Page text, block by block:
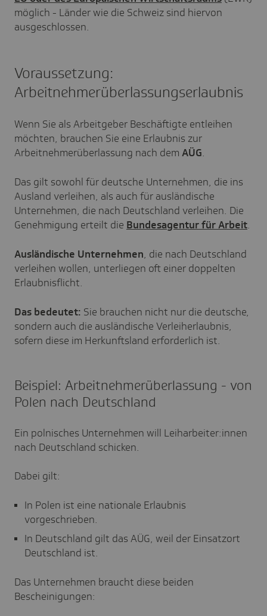
möglich - Länder wie die Schweiz sind hiervon
ausgeschlossen.
Voraussetzung:
Arbeitnehmerüberlassungserlaubnis
Wenn Sie als Arbeitgeber Beschäftigte entleihen
möchten, brauchen Sie eine Erlaubnis zur
Arbeitnehmerüberlassung nach dem AÜG.
Das gilt sowohl für deutsche Unternehmen, die ins
Ausland verleihen, als auch für ausländische
Unternehmen, die nach Deutschland verleihen. Die
Genehmigung erteilt die Bundesagentur für Arbeit.
Ausländische Unternehmen, die nach Deutschland
verleihen wollen, unterliegen oft einer doppelten
Erlaubnisflicht.
Das bedeutet: Sie brauchen nicht nur die deutsche,
sondern auch die ausländische Verleiherlaubnis,
sofern diese im Herkunftsland erforderlich ist.
Beispiel: Arbeitnehmerüberlassung - von
Polen nach Deutschland
Ein polnisches Unternehmen will Leiharbeiter:innen
nach Deutschland schicken.
Dabei gilt:
In Polen ist eine nationale Erlaubnis
vorgeschrieben.
In Deutschland gilt das AÜG, weil der Einsatzort
Deutschland ist.
Das Unternehmen braucht diese beiden
Bescheinigungen: